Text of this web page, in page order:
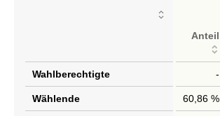
Anteil
Wahlberechtigte -
Wählende 60,86 %